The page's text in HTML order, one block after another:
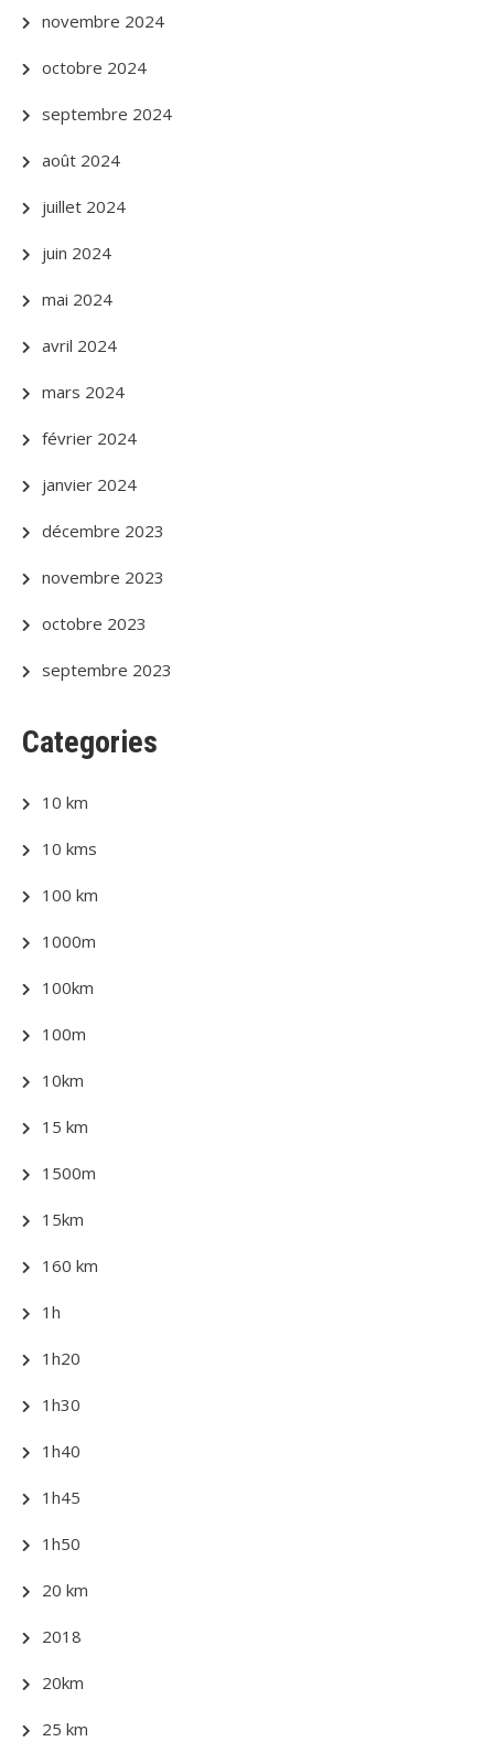
novembre 2024
octobre 2024
septembre 2024
août 2024
juillet 2024
juin 2024
mai 2024
avril 2024
mars 2024
février 2024
janvier 2024
décembre 2023
novembre 2023
octobre 2023
septembre 2023
Categories
10 km
10 kms
100 km
1000m
100km
100m
10km
15 km
1500m
15km
160 km
1h
1h20
1h30
1h40
1h45
1h50
20 km
2018
20km
25 km